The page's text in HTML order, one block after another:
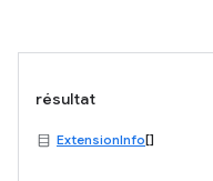
résultat
ExtensionInfo[]